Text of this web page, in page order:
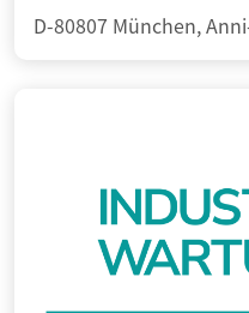
D-80807 München,